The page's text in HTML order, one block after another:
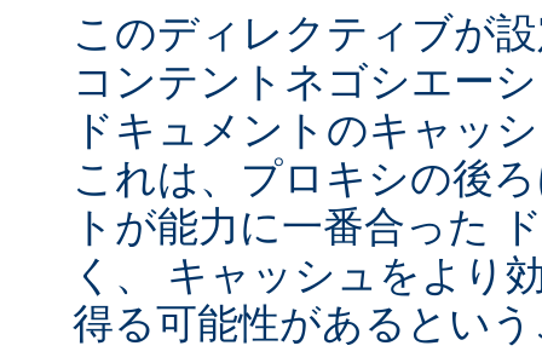
このディレクティブが
コンテントネゴシエー
ドキュメントのキャッ
これは、プロキシの後
トが能力に一番合った
く、 キャッシュをより
得る可能性があるとい